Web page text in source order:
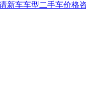
新车车型二手车价格